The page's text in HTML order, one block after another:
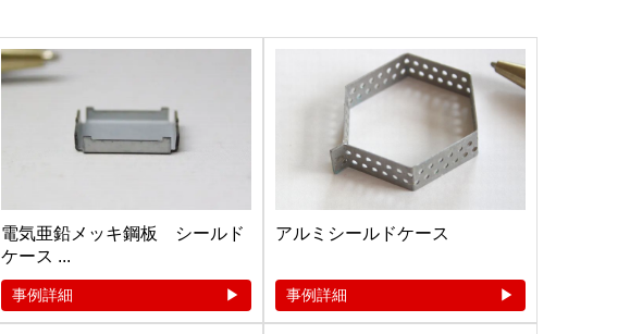
電気亜鉛メッキ鋼板 シールド
ケース ...
事例詳細
アルミシールドケース
事例詳細